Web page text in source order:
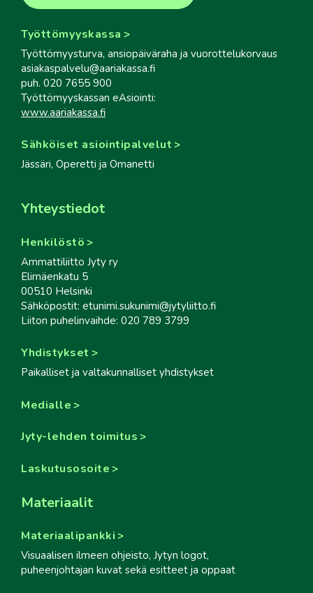
Työttömyyskassa
Työttömyysturva, ansiopäiväraha ja vuorottelukorvaus
asiakaspalvelu@aariakassa.fi
puh. 020 7655 900
Työttömyyskassan eAsiointi:
www.aariakassa.fi
Sähköiset asiointipalvelut
Jässäri, Operetti ja Omanetti
Yhteystiedot
Henkilöstö
Ammattiliitto Jyty ry
Elimäenkatu 5
00510 Helsinki
Sähköpostit: etunimi.sukunimi@jytyliitto.fi
Liiton puhelinvaihde: 020 789 3799
Yhdistykset
Paikalliset ja valtakunnalliset yhdistykset
Medialle
Jyty-lehden toimitus
Laskutusosoite
Materiaalit
Materiaalipankki
Visuaalisen ilmeen ohjeisto, Jytyn logot,
puheenjohtajan kuvat sekä esitteet ja oppaat